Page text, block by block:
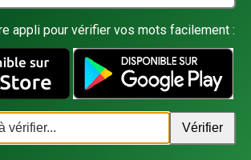
appli pour vérifier vos mots facilement :